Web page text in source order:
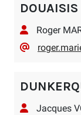
DOUAISIS
Roger
Jacques